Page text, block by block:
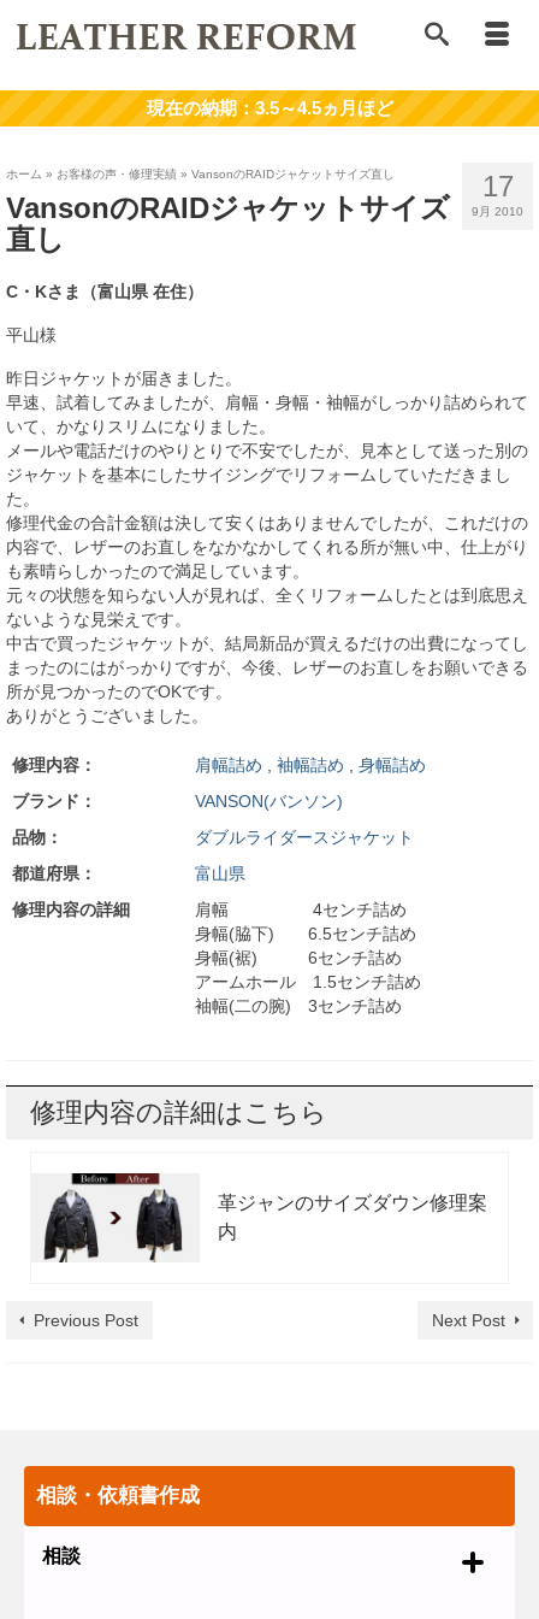
17
9月 2010
ホーム » お客様の声・修理実績 » VansonのRAIDジャケットサイズ直し
VansonのRAIDジャケットサイズ
直し
C・Kさま（富山県 在住）
平山様
昨日ジャケットが届きました。
早速、試着してみましたが、肩幅・身幅・袖幅がしっかり詰められて
いて、かなりスリムになりました。
メールや電話だけのやりとりで不安でしたが、見本として送った別の
ジャケットを基本にしたサイジングでリフォームしていただきまし
た。
修理代金の合計金額は決して安くはありませんでしたが、これだけの
内容で、レザーのお直しをなかなかしてくれる所が無い中、仕上がり
も素晴らしかったので満足しています。
元々の状態を知らない人が見れば、全くリフォームしたとは到底思え
ないような見栄えです。
中古で買ったジャケットが、結局新品が買えるだけの出費になってし
まったのにはがっかりですが、今後、レザーのお直しをお願いできる
所が見つかったのでOKです。
ありがとうございました。
修理内容： 肩幅詰め 袖幅詰め
身幅詰め
ブランド：
VANSON(バンソン)
品物：
ダブルライダースジャケット
都道府県：
富山県
修理内容の詳細
肩幅 4センチ詰め
身幅(脇下) 6.5センチ詰め
身幅(裾) 6センチ詰め
アームホール 1.5センチ詰め
袖幅(二の腕) 3センチ詰め
修理内容の詳細はこちら
革ジャンのサイズダウン修理案
内
Previous Post Next Post
相談・依頼書作成
相談